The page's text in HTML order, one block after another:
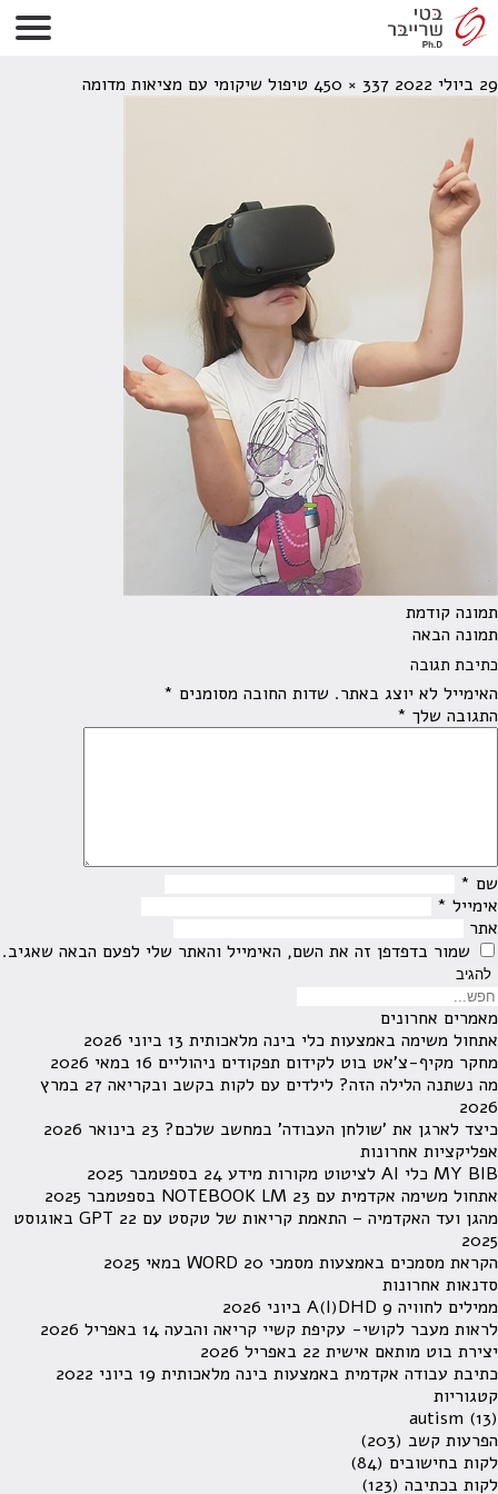
מרכז חופש תמונה1
29 ביולי 2022 337 × 450 טיפול שיקומי עם מציאות מדומה
תמונה קודמת
תמונה הבאה
כתיבת תגובה
האימייל לא יוצג באתר. שדות החובה מסומנים *
התגובה שלך *
שם *
אימייל *
אתר
שמור בדפדפן זה את השם, האימייל והאתר שלי לפעם הבאה שאגיב.
מאמרים אחרונים
אתחול משימה באמצעות כלי בינה מלאכותית 13 ביוני 2026
מחקר מקיף-צ'אט בוט לקידום תפקודים ניהוליים 16 במאי 2026
מה נשתנה הלילה הזה? לילדים עם לקות בקשב ובקריאה
27 במרץ
2026
כיצד לארגן את 'שולחן העבודה' במחשב שלכם? 23 בינואר 2026
אפליקציות אחרונות
MY BIB כלי AI לציטוט מקורות מידע
24 בספטמבר 2025
אתחול משימה אקדמית עם NOTEBOOK LM 23 בספטמבר 2025
מהגן ועד האקדמיה – התאמת קריאות של טקסט עם GPT
22 באוגוסט
2025
הקראת מסמכים באמצעות מסמכי WORD 20 במאי 2025
סדנאות אחרונות
ממילים לחוויה A(I)DHD 9 ביוני 2026
לראות מעבר לקושי- עקיפת קשיי קריאה והבעה 14 באפריל 2026
יצירת בוט מותאם אישית 22 באפריל 2026
כתיבת עבודה אקדמית באמצעות בינה מלאכותית 19 ביוני 2022
קטגוריות
autism (13)
הפרעות קשב (203)
לקות בחישובים (84)
לקות בכתיבה (123)